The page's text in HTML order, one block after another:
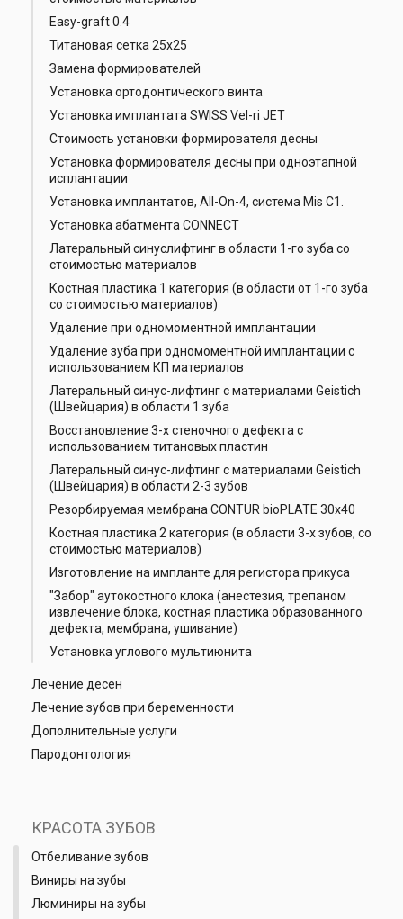
Easy-graft 0.4
Титановая сетка 25х25
Замена формирователей
Установка ортодонтического винта
Установка имплантата SWISS Vel-ri JET
Стоимость установки формирователя десны
Установка формирователя десны при одноэтапной
исплантации
Установка имплантатов, All-On-4, система Mis C1.
Установка абатмента CONNECT
Латеральный синуслифтинг в области 1-го зуба со
стоимостью материалов
Костная пластика 1 категория (в области от 1-го зуба
со стоимостью материалов)
Удаление при одномоментной имплантации
Удаление зуба при одномоментной имплантации с
использованием КП материалов
Латеральный синус-лифтинг с материалами Geistich
(Швейцария) в области 1 зуба
Восстановление 3-х стеночного дефекта с
использованием титановых пластин
Латеральный синус-лифтинг с материалами Geistich
(Швейцария) в области 2-3 зубов
Резорбируемая мембрана CONTUR bioPLATE 30x40
Костная пластика 2 категория (в области 3-х зубов, со
стоимостью материалов)
Изготовление на импланте для регистора прикуса
"Забор" аутокостного клока (анестезия, трепаном
извлечение блока, костная пластика образованного
дефекта, мембрана, ушивание)
Установка углового мультиюнита
Лечение десен
Лечение зубов при беременности
Дополнительные услуги
Пародонтология
КРАСОТА ЗУБОВ
Отбеливание зубов
Виниры на зубы
Люминиры на зубы